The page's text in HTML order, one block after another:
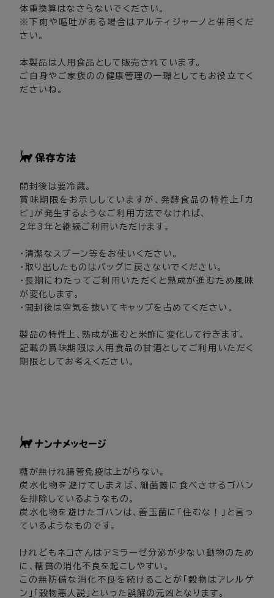
体重換算はなさらないでください。
※下痢や嘔吐がある場合はアルティジャーノと併用くだ
さい。
本製品は人用食品として販売されています。
ご自身やご家族のの健康管理の一環としてもお役立てく
ださいね。
開封後は要冷蔵。
賞味期限をお示ししていますが、発酵食品の特性上「カ
ビ」が発生するようなご利用方法でなければ、
2年3年と継続ご利用いただけます。
・清潔なスプーン等をお使いください。
・取り出したものはバッグに戻さないでください。
・長期にわたってご利用いただくと熟成が進むため風味
が変化します。
・開封後は空気を抜いてキャップを占めてください。
製品の特性上、熟成が進むと米酢に変化して行きます。
記載の賞味期限は人用食品の甘酒としてご利用いただく
期限としてお考えください。
糖が無けれ腸管免疫は上がらない。
炭水化物を避けてしまえば、細菌叢に食べさせるゴハン
を排除しているようなもの。
炭水化物を避けたゴハンは、善玉菌に「住むな！」と言っ
ているようなものです。
けれどもネコさんはアミラーゼ分泌が少ない動物のため
に、糖質の消化不良を起こしやすい。
この無防備な消化不良を続けることが「穀物はアレルゲ
ン」「穀物悪人説」といった誤解の元凶となります。